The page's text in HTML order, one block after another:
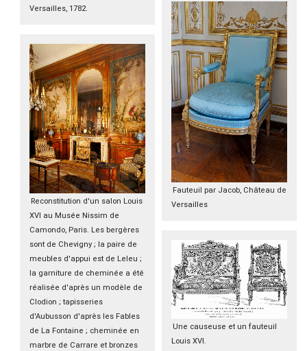
Versailles, 1782.
Reconstitution d'un salon Louis
XVI au Musée Nissim de
Camondo, Paris. Les bergères
sont de Chevigny ; la paire de
meubles d'appui est de Leleu ;
la garniture de cheminée a été
réalisée d'après un modèle de
Clodion ; tapisseries
d'Aubusson d'après les Fables
de La Fontaine ; cheminée en
marbre de Carrare et bronzes
Fauteuil par Jacob, Château de
Versailles
Une causeuse et un fauteuil
Louis XVI.